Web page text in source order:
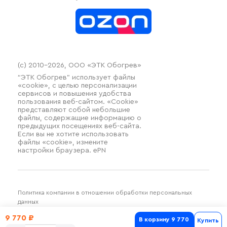
9 770 ₽ В корзину 9 770
Купить
(c) 2010–2026, ООО «ЭТК Обогрев»
“ЭТК Обогрев” использует файлы
«cookie», с целью персонализации
сервисов и повышения удобства
пользования веб-сайтом. «Cookie»
представляют собой небольшие
файлы, содержащие информацию о
предыдущих посещениях веб-сайта.
Если вы не хотите использовать
файлы «cookie», измените
настройки браузера. ePN
Политика компании в отношении обработки персональных
данных